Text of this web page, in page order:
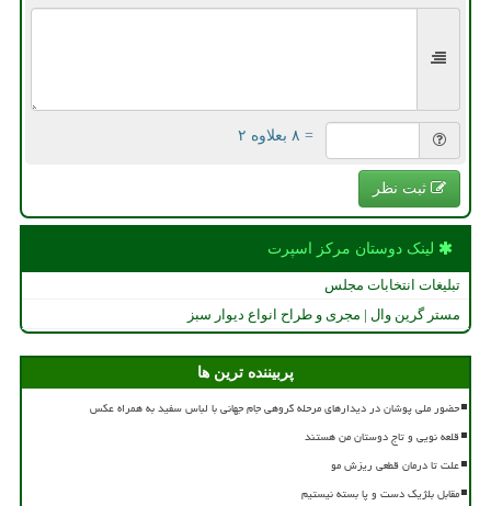
= ۸ بعلاوه ۲
ثبت نظر
لینک دوستان مركز اسپرت
تبلیغات انتخابات مجلس
مستر گرین وال | مجری و طراح انواع دیوار سبز
پربیننده ترین ها
حضور ملی پوشان در دیدارهای مرحله گروهی جام جهانی با لباس سفید به همراه عکس
قلعه نویی و تاج دوستان من هستند
علت تا درمان قطعی ریزش مو
مقابل بلژیک دست و پا بسته نیستیم